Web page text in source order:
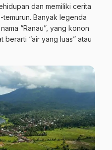
dan memiliki cerita
Banyak legenda
“Ranau”, yang konon
berarti “air yang luas” atau